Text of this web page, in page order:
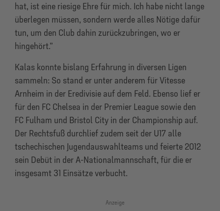
hat, ist eine riesige Ehre für mich. Ich habe nicht lange
überlegen müssen, sondern werde alles Nötige dafür
tun, um den Club dahin zurückzubringen, wo er
hingehört.”
Kalas konnte bislang Erfahrung in diversen Ligen
sammeln: So stand er unter anderem für Vitesse
Arnheim in der Eredivisie auf dem Feld. Ebenso lief er
für den FC Chelsea in der Premier League sowie den
FC Fulham und Bristol City in der Championship auf.
Der Rechtsfuß durchlief zudem seit der U17 alle
tschechischen Jugendauswahlteams und feierte 2012
sein Debüt in der A-Nationalmannschaft, für die er
insgesamt 31 Einsätze verbucht.
Anzeige